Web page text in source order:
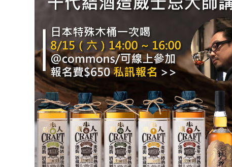
顧問類的工作也都納入了。
列資格之一：
以上之經驗。
項如附表）。
從事調酒工作或擔任吧台主管，且工作經驗1年以上（獎項如